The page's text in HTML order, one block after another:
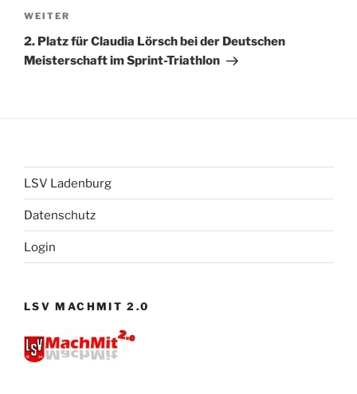
Nächster
Beitrag
WEITER
2. Platz für Claudia Lörsch bei der Deutschen
Meisterschaft im Sprint-Triathlon
LSV Ladenburg
Datenschutz
Login
LSV MACHMIT 2.0